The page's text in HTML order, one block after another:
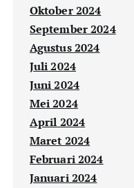
Oktober 2024
September 2024
Agustus 2024
Juli 2024
Juni 2024
Mei 2024
April 2024
Maret 2024
Februari 2024
Januari 2024